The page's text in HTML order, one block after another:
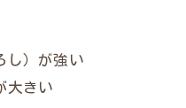
し）が強い
大きい